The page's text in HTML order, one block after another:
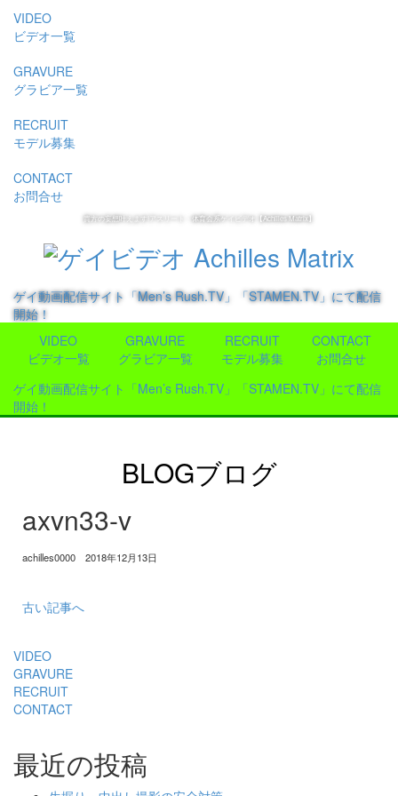
VIDEO
ビデオ一覧
GRAVURE
グラビア一覧
RECRUIT
モデル募集
CONTACT
お問合せ
貴方の妄想叶えます!アスリート・体育会系ゲイビデオ【Achilles Matrix】
ゲイ動画配信サイト「Men’s Rush.TV」「STAMEN.TV」にて配信
開始！
VIDEO
ビデオ一覧
GRAVURE
グラビア一覧
RECRUIT
モデル募集
CONTACT
お問合せ
ゲイ動画配信サイト「Men’s Rush.TV」「STAMEN.TV」にて配信
開始！
BLOGブログ
axvn33-v
achilles0000 2018年12月13日
古い記事へ
VIDEO
GRAVURE
RECRUIT
CONTACT
最近の投稿